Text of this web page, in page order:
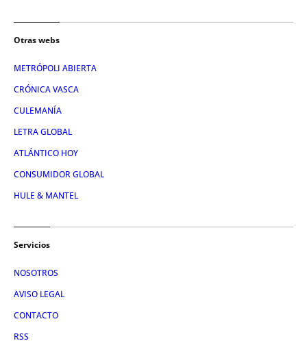
Otras webs
METRÓPOLI ABIERTA
CRÓNICA VASCA
CULEMANÍA
LETRA GLOBAL
ATLÁNTICO HOY
CONSUMIDOR GLOBAL
HULE & MANTEL
Servicios
NOSOTROS
AVISO LEGAL
CONTACTO
RSS